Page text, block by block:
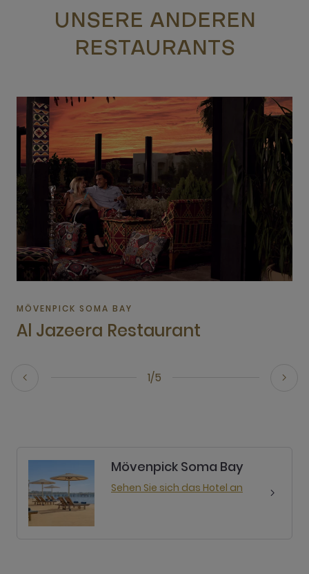
UNSERE ANDEREN
RESTAURANTS
1/5
MÖVENPICK SOMA BAY
Al Jazeera Restaurant
Mövenpick Soma Bay
Sehen Sie sich das Hotel an